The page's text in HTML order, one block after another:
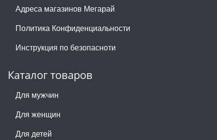
Адреса магазинов Мегарай
Политика Конфиденциальности
Инструкция по безопасноти
Каталог товаров
Для мужчин
Для женщин
Для детей